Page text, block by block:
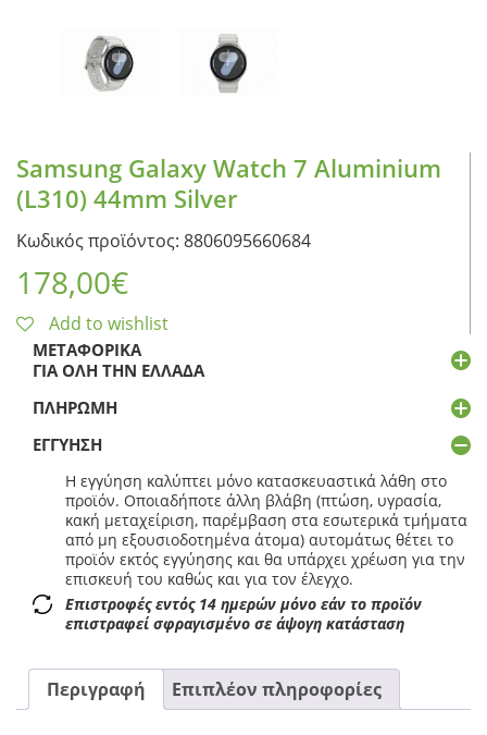
Samsung Galaxy Watch 7 Aluminium
(L310) 44mm Silver
Κωδικός προϊόντος: 8806095660684
178,00€
Add to wishlist
ΜΕΤΑΦΟΡΙΚΆ
ΓΙΑ ΌΛΗ ΤΗΝ ΕΛΛΆΔΑ
ΠΛΗΡΩΜΉ
ΕΓΓΎΗΣΗ
Η εγγύηση καλύπτει μόνο κατασκευαστικά λάθη στο
προϊόν. Οποιαδήποτε άλλη βλάβη (πτώση, υγρασία,
κακή μεταχείριση, παρέμβαση στα εσωτερικά τμήματα
από μη εξουσιοδοτημένα άτομα) αυτομάτως θέτει το
προϊόν εκτός εγγύησης και θα υπάρχει χρέωση για την
επισκευή του καθώς και για τον έλεγχο.
Επιστροφές εντός 14 ημερών μόνο εάν το προϊόν
επιστραφεί σφραγισμένο σε άψογη κατάσταση
Περιγραφή Επιπλέον πληροφορίες